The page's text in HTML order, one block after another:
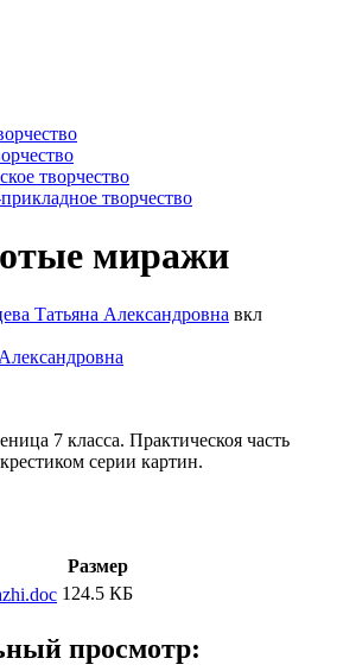
творчество
творчество
миражи
Татьяна Александровна вкл
7 класса. Практическоя часть
серии картин.
Размер
124.5 КБ
просмотр: